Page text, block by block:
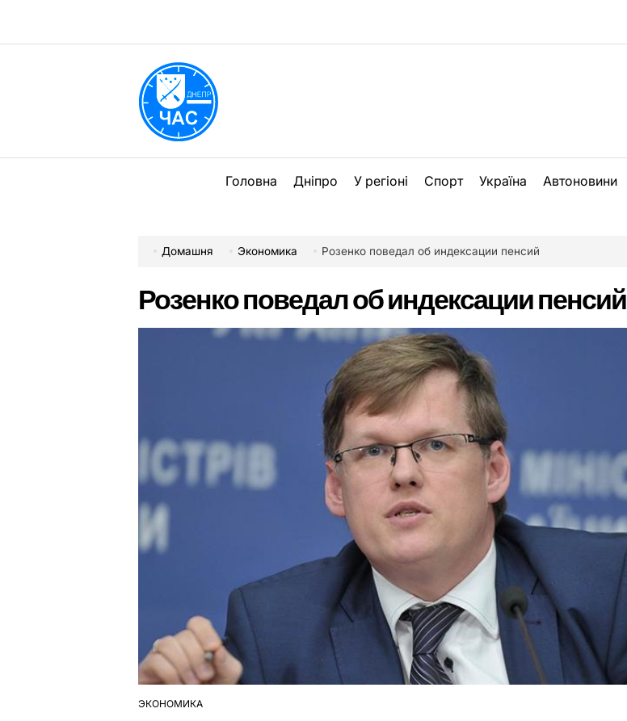
вмісту
Головна Дніпро У регіоні Спорт Україна Автоновини
Домашня Экономика Розенко поведал об индексации пенсий
Розенко поведал об индексации пенсий
ОПУБЛІКУВАТИ
ЭКОНОМИКА